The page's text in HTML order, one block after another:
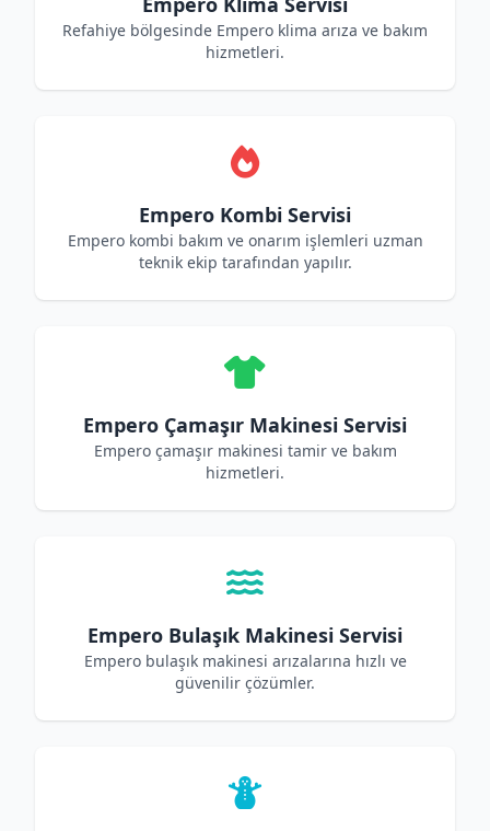
Refahiye bölgesinde Empero klima arıza ve bakım
hizmetleri.
Empero Kombi Servisi
Empero kombi bakım ve onarım işlemleri uzman
teknik ekip tarafından yapılır.
Empero Çamaşır Makinesi Servisi
Empero çamaşır makinesi tamir ve bakım
hizmetleri.
Empero Bulaşık Makinesi Servisi
Empero bulaşık makinesi arızalarına hızlı ve
güvenilir çözümler.